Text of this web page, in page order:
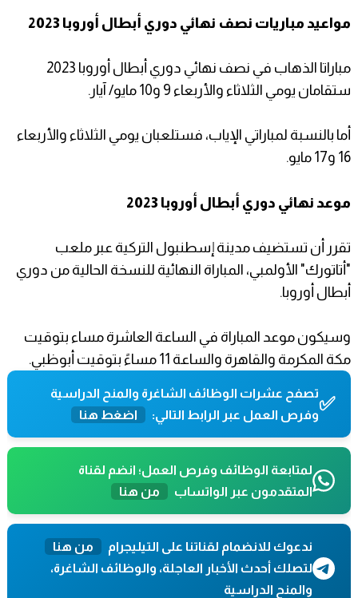
مواعيد مباريات نصف نهائي دوري أبطال أوروبا 2023
مباراتا الذهاب في نصف نهائي دوري أبطال أوروبا 2023
ستقامان يومي الثلاثاء والأربعاء 9 و10 مايو/ آيار.
أما بالنسبة لمباراتي الإياب، فستلعبان يومي الثلاثاء والأربعاء
16 و17 مايو.
موعد نهائي دوري أبطال أوروبا 2023
تقرر أن تستضيف مدينة إسطنبول التركية عبر ملعب
"أتاتورك" الأولمبي، المباراة النهائية للنسخة الحالية من دوري
أبطال أوروبا.
وسيكون موعد المباراة في الساعة العاشرة مساء بتوقيت
مكة المكرمة والقاهرة والساعة 11 مساءً بتوقيت أبوظبي.
✅تصفح عشرات الوظائف الشاغرة والمنح الدراسية
وفرص العمل عبر الرابط التالي:
اضغط هنا
لمتابعة الوظائف وفرص العمل؛ انضم لقناة
المتقدمون عبر الواتساب
من هنا
ندعوك للانضمام لقناتنا على التيليجرام
من هنا
لتصلك أحدث الأخبار العاجلة، والوظائف الشاغرة،
والمنح الدراسية